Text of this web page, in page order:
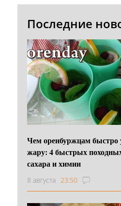
Последние
Чем оренбуржцам быстро
жару: 4 быстрых
сахара и химии
8 августа 23:50